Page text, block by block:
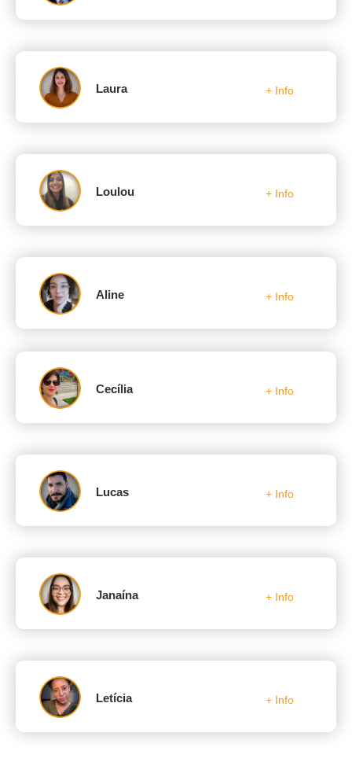
Laura + Info
Loulou + Info
Aline + Info
Cecília + Info
Lucas + Info
Janaína + Info
Letícia + Info